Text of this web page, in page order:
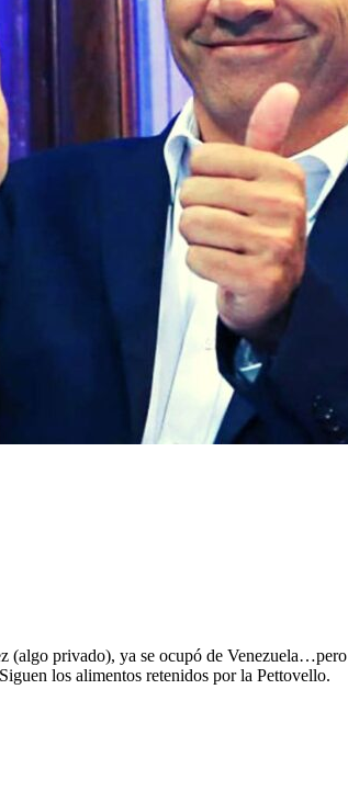
(algo privado), ya se ocupó de Venezuela…pero
los alimentos retenidos por la Pettovello.